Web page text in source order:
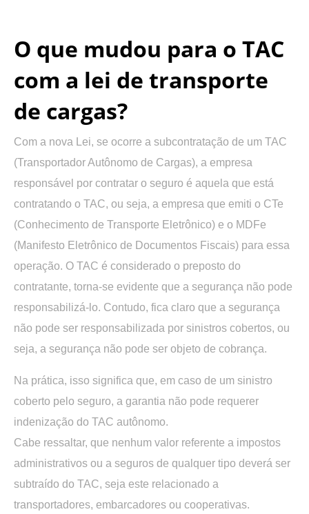
O que mudou para o TAC
com a lei de transporte
de cargas?
Com a nova Lei, se ocorre a subcontratação de um TAC
(Transportador Autônomo de Cargas), a empresa
responsável por contratar o seguro é aquela que está
contratando o TAC, ou seja, a empresa que emiti o CTe
(Conhecimento de Transporte Eletrônico) e o MDFe
(Manifesto Eletrônico de Documentos Fiscais) para essa
operação. O TAC é considerado o preposto do
contratante, torna-se evidente que a segurança não pode
responsabilizá-lo. Contudo, fica claro que a segurança
não pode ser responsabilizada por sinistros cobertos, ou
seja, a segurança não pode ser objeto de cobrança.
Na prática, isso significa que, em caso de um sinistro
coberto pelo seguro, a garantia não pode requerer
indenização do TAC autônomo.
Cabe ressaltar, que nenhum valor referente a impostos
administrativos ou a seguros de qualquer tipo deverá ser
subtraído do TAC, seja este relacionado a
transportadores, embarcadores ou cooperativas.